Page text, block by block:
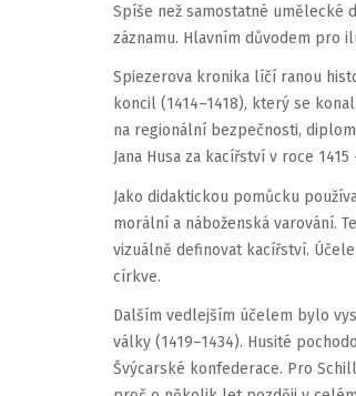
Spíše než samostatné umělecké
záznamu. Hlavním důvodem pro
Spiezerova kronika líčí ranou
koncil (1414–1418), který se
na regionální bezpečnosti,
Jana Husa za kacířství v roce
Jako didaktickou pomůcku
morální a náboženská varování.
vizuálně definovat kacířství.
církve.
Dalším vedlejším účelem bylo
války (1419–1434). Husité
Švýcarské konfederace. Pro